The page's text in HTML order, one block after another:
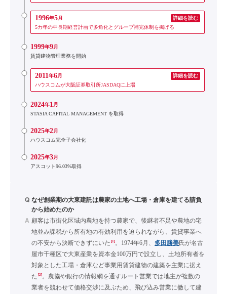
1996年5月
詳細を読む
5カ年の中長期経営計画で多角化とグループ補完体制を掲げる
1999年9月
賃貸建物管理業務を開始
2011年6月
詳細を読む
ハウスコムが大阪証券取引所JASDAQに上場
2024年1月
STASIA CAPITAL MANAGEMENT を取得
2025年2月
ハウスコム完全子会社化
2025年3月
アスコット96.03%取得
Q なぜ創業期の大東建託は農家の土地へ工場・倉庫を建てる請負
から始めたのか
A 顧客は市街化区域内農地を持つ農家で、後継者不足や農地の宅
地並み課税から所有地の有効利用を迫られながら、賃貸事業へ
の不安から決断できずにいた [1]。1974年6月、 多田勝美氏が名古
屋市千種区で大東産業を資本金100万円で設立し、土地所有者を
対象とした工場・倉庫など事業用賃貸建物の建築を主業に据え
た [2]。農協や銀行の情報網を通すルート営業では地主が複数の
業者を競わせて価格交渉に及ぶため、飛び込み営業に徹して建